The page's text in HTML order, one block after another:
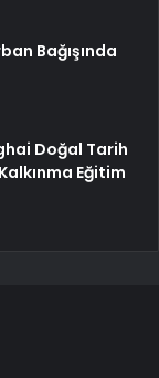
Bağışında
Doğal Tarih
Eğitim